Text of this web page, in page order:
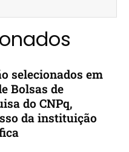
selecionados em
Bolsas de
do CNPq,
da instituição